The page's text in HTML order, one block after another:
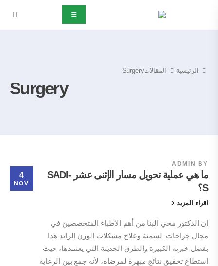
Surgery
الرئيسية المقالاتSurgery
4
NOV
BY
ADMIN
ما هي عملية تحويل مسار الإثنى عشر SADI-
S؟
اقراء المزيد
إن الدكتور محي البنا من أهم الأطباء المتخصصين في
مجال جراحات السمنة وعلاج مشكلات الوزن الزائد هذا
بفضل خبرته الكبيرة والطرق الحديثة التي يعتمدها، حيث
استطاع تحقيق نتائج مبهرة لمرضاه، لأنه جمع بين الرعاية